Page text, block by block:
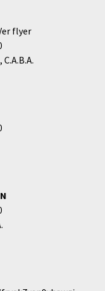
flyer
C.A.B.A.